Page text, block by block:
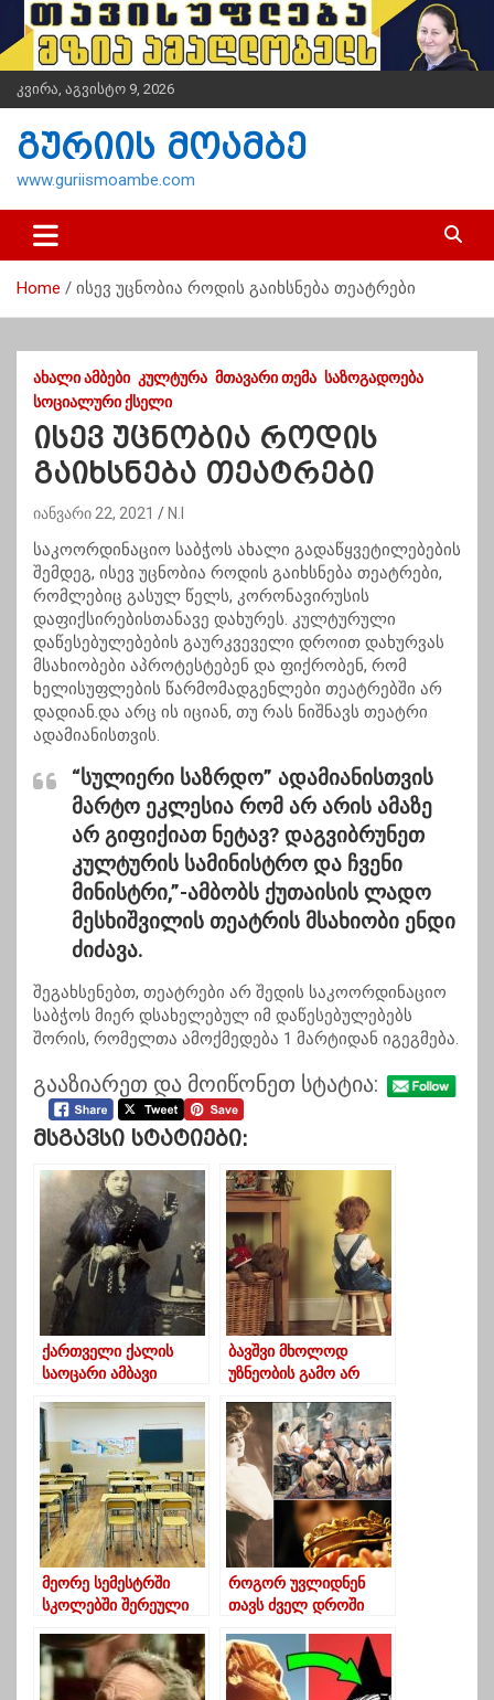
i
t
n
კვირა, აგვისტო 9, 2026
გურიის მოამბე
www.guriismoambe.com
Home ისევ უცნობია როდის გაიხსნება თეატრები
ᲐᲮᲐᲚᲘ ᲐᲛᲑᲔᲑᲘ ᲙᲣᲚᲢᲣᲠᲐ ᲛᲗᲐᲕᲐᲠᲘ ᲗᲔᲛᲐ ᲡᲐᲖᲝᲒᲐᲓᲝᲔᲑᲐ
ᲡᲝᲪᲘᲐᲚᲣᲠᲘ ᲥᲡᲔᲚᲘ
ისევ უცნობია როდის
გაიხსნება თეატრები
იანვარი 22, 2021 N.I
საკოორდინაციო საბჭოს ახალი გადაწყვეტილებების
შემდეგ, ისევ უცნობია როდის გაიხსნება თეატრები,
რომლებიც გასულ წელს, კორონავირუსის
დაფიქსირებისთანავე დახურეს. კულტურული
დაწესებულებების გაურკვეველი დროით დახურვას
მსახიობები აპროტესტებენ და ფიქრობენ, რომ
ხელისუფლების წარმომადგენლები თეატრებში არ
დადიან.და არც ის იციან, თუ რას ნიშნავს თეატრი
ადამიანისთვის.
“სულიერი საზრდო” ადამიანისთვის
მარტო ეკლესია რომ არ არის ამაზე
არ გიფიქიათ ნეტავ? დაგვიბრუნეთ
კულტურის სამინისტრო და ჩვენი
მინისტრი,”-ამბობს ქუთაისის ლადო
მესხიშვილის თეატრის მსახიობი ენდი
ძიძავა.
შეგახსენებთ, თეატრები არ შედის საკოორდინაციო
საბჭოს მიერ დსახელებულ იმ დაწესებულებებს
შორის, რომელთა ამოქმედება 1 მარტიდან იგეგმება.
გააზიარეთ და მოიწონეთ სტატია:
Მსგავსი Სტატიები:
ქართველი ქალის
საოცარი ამბავი
ბავშვი მხოლოდ
უზნეობის გამო არ
მეორე სემესტრში
სკოლებში შერეული
როგორ უვლიდნენ
თავს ძველ დროში